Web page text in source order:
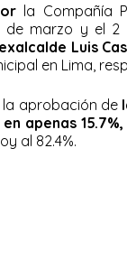
la Compañía
de marzo y el 2
Luis
en Lima,
la aprobación de
apenas 15.7%,
al 82.4%.